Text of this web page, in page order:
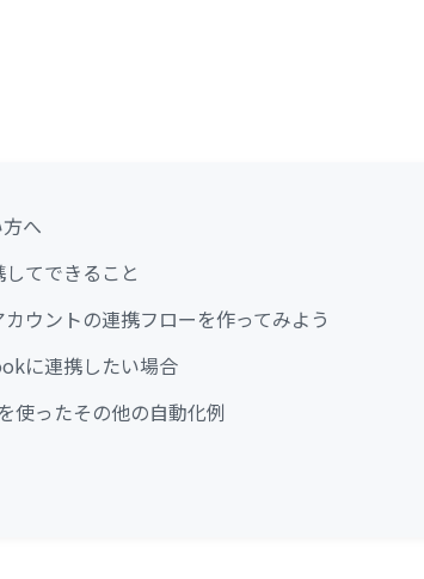
へ
てできること
ウントの連携フローを作ってみよう
に連携したい場合
使ったその他の自動化例